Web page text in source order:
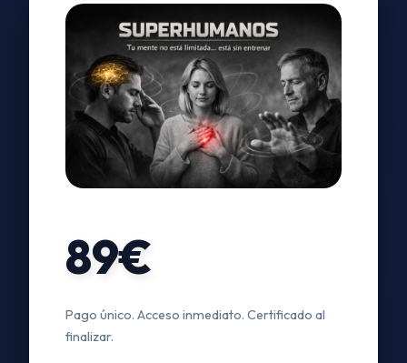
89€
Pago único. Acceso inmediato. Certificado al
finalizar.